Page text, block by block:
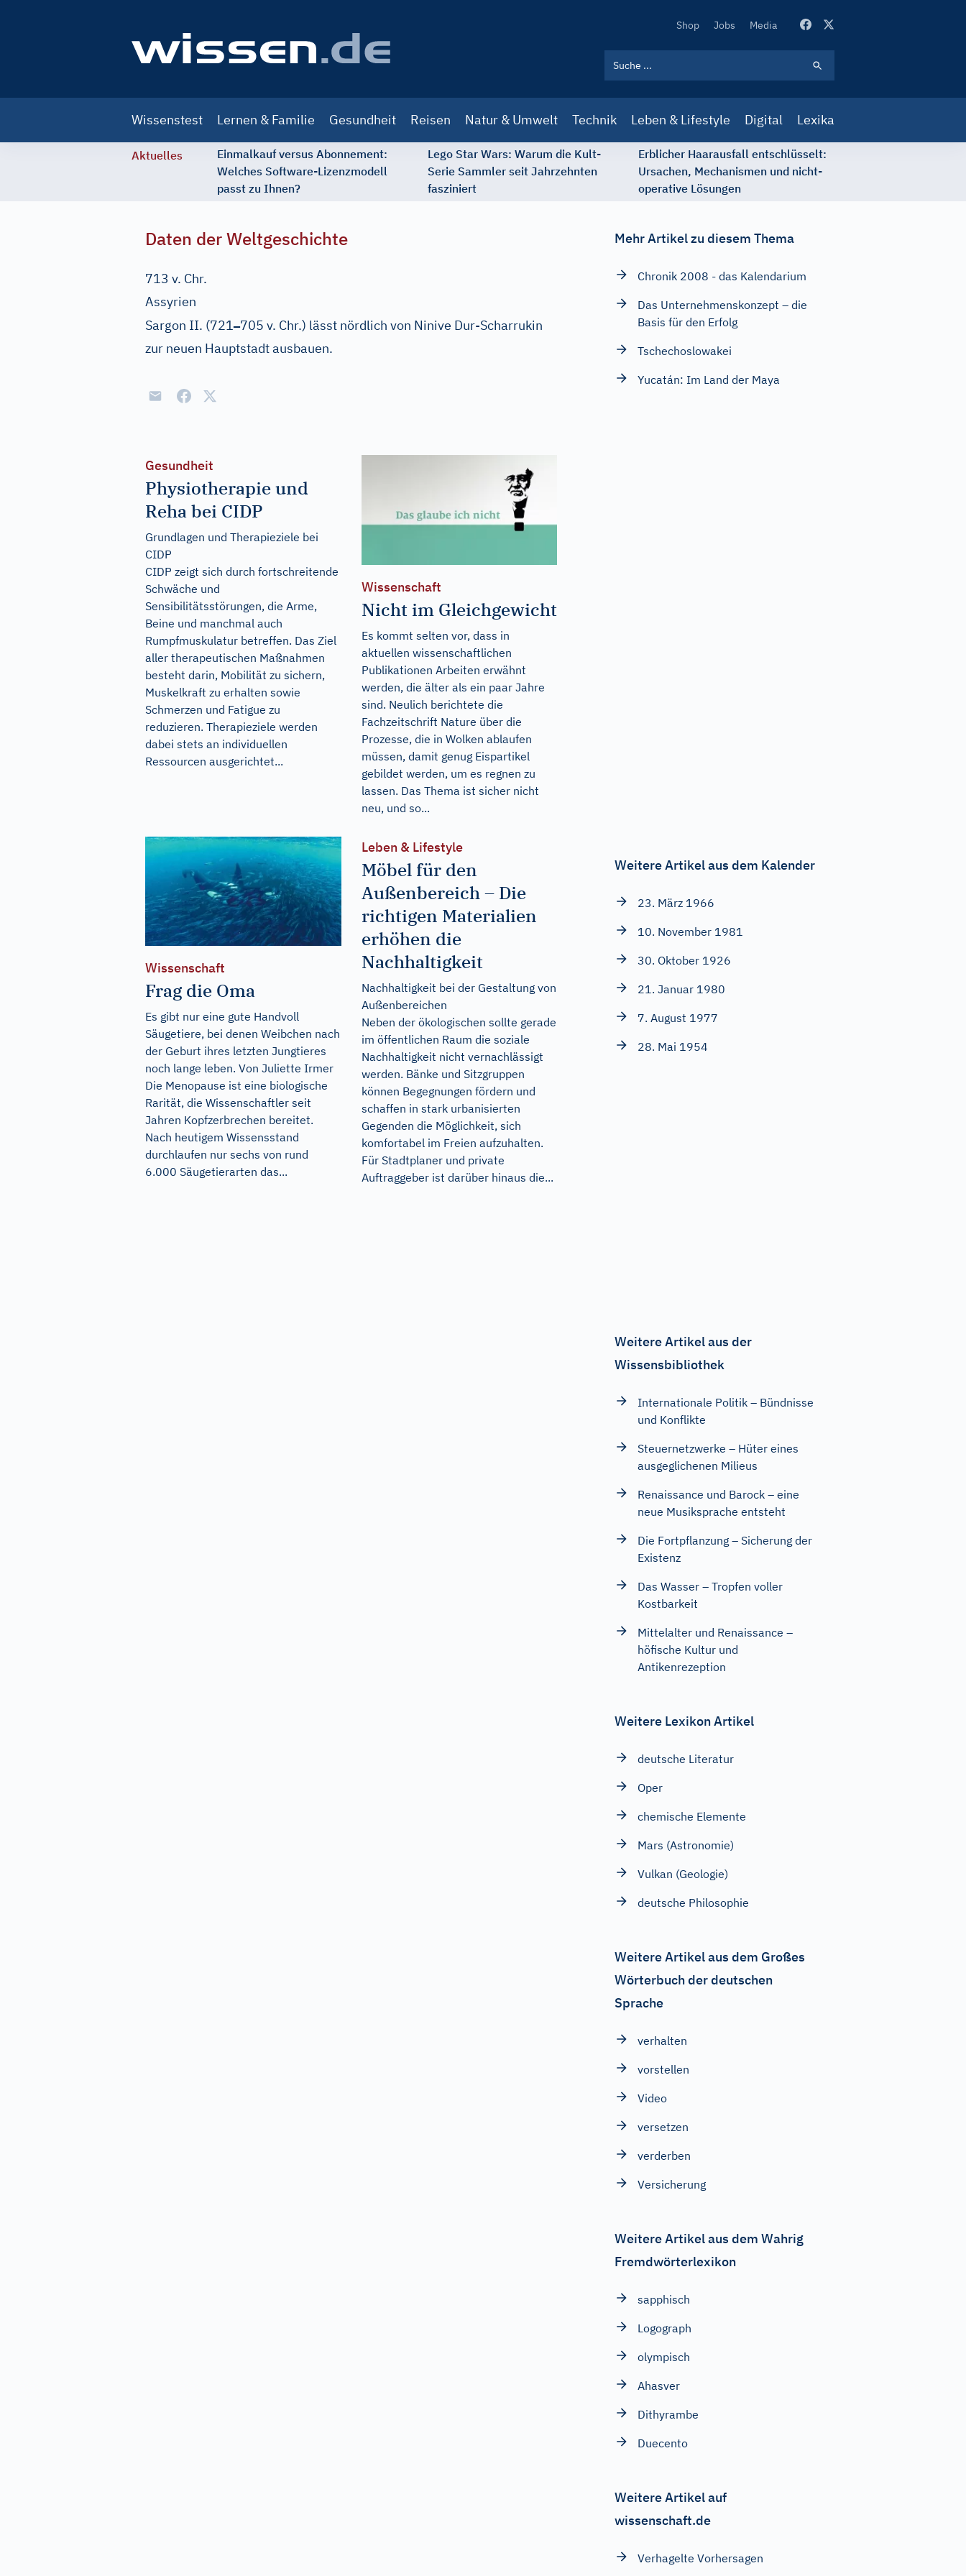
Secondary
Shop Jobs Media
navigation
Wissenstest Lernen & Familie Gesundheit Reisen Natur & Umwelt Technik Leben & Lifestyle Digital Lexika
Aktuelles
Einmalkauf versus Abonnement:
Welches Software-Lizenzmodell
passt zu Ihnen?
Lego Star Wars: Warum die Kult-
Serie Sammler seit Jahrzehnten
fasziniert
Erblicher Haarausfall entschlüsselt:
Ursachen, Mechanismen und nicht-
operative Lösungen
Daten der Weltgeschichte
713 v. Chr.
Assyrien
Sargon II. (721–705 v. Chr.) lässt nördlich von Ninive Dur-Scharrukin
zur neuen Hauptstadt ausbauen.
Gesundheit
Physiotherapie und
Reha bei CIDP
Grundlagen und Therapieziele bei
CIDP
CIDP zeigt sich durch fortschreitende
Schwäche und
Sensibilitätsstörungen, die Arme,
Beine und manchmal auch
Rumpfmuskulatur betreffen. Das Ziel
aller therapeutischen Maßnahmen
besteht darin, Mobilität zu sichern,
Muskelkraft zu erhalten sowie
Schmerzen und Fatigue zu
reduzieren. Therapieziele werden
dabei stets an individuellen
Ressourcen ausgerichtet...
Wissenschaft
Nicht im Gleichgewicht
Es kommt selten vor, dass in
aktuellen wissenschaftlichen
Publikationen Arbeiten erwähnt
werden, die älter als ein paar Jahre
sind. Neulich berichtete die
Fachzeitschrift Nature über die
Prozesse, die in Wolken ablaufen
müssen, damit genug Eispartikel
gebildet werden, um es regnen zu
lassen. Das Thema ist sicher nicht
neu, und so...
Wissenschaft
Frag die Oma
Es gibt nur eine gute Handvoll
Säugetiere, bei denen Weibchen nach
der Geburt ihres letzten Jungtieres
noch lange leben. Von Juliette Irmer
Die Menopause ist eine biologische
Rarität, die Wissenschaftler seit
Jahren Kopfzerbrechen bereitet.
Nach heutigem Wissensstand
durchlaufen nur sechs von rund
6.000 Säugetierarten das...
Leben & Lifestyle
Möbel für den
Außenbereich – Die
richtigen Materialien
erhöhen die
Nachhaltigkeit
Nachhaltigkeit bei der Gestaltung von
Außenbereichen
Neben der ökologischen sollte gerade
im öffentlichen Raum die soziale
Nachhaltigkeit nicht vernachlässigt
werden. Bänke und Sitzgruppen
können Begegnungen fördern und
schaffen in stark urbanisierten
Gegenden die Möglichkeit, sich
komfortabel im Freien aufzuhalten.
Für Stadtplaner und private
Auftraggeber ist darüber hinaus die...
Mehr Artikel zu diesem Thema
Chronik 2008 - das Kalendarium
Das Unternehmenskonzept – die
Basis für den Erfolg
Tschechoslowakei
Yucatán: Im Land der Maya
Weitere Artikel aus dem Kalender
23. März 1966
10. November 1981
30. Oktober 1926
21. Januar 1980
7. August 1977
28. Mai 1954
Weitere Artikel aus der
Wissensbibliothek
Internationale Politik – Bündnisse
und Konflikte
Steuernetzwerke – Hüter eines
ausgeglichenen Milieus
Renaissance und Barock – eine
neue Musiksprache entsteht
Die Fortpflanzung – Sicherung der
Existenz
Das Wasser – Tropfen voller
Kostbarkeit
Mittelalter und Renaissance –
höfische Kultur und
Antikenrezeption
Weitere Lexikon Artikel
deutsche Literatur
Oper
chemische Elemente
Mars (Astronomie)
Vulkan (Geologie)
deutsche Philosophie
Weitere Artikel aus dem Großes
Wörterbuch der deutschen
Sprache
verhalten
vorstellen
Video
versetzen
verderben
Versicherung
Weitere Artikel aus dem Wahrig
Fremdwörterlexikon
sapphisch
Logograph
olympisch
Ahasver
Dithyrambe
Duecento
Weitere Artikel auf
wissenschaft.de
Verhagelte Vorhersagen